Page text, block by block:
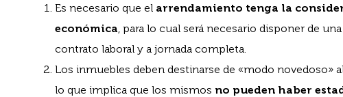
Es necesario que el arrendamiento tenga la
económica , para lo cual será necesario disponer de
contrato laboral y a jornada completa.
Los inmuebles deben destinarse de «modo novedoso»
lo que implica que los mismos no pueden haber